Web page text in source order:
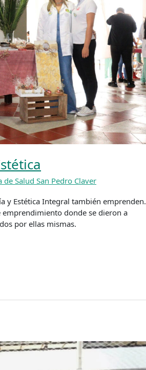
de Salud San Pedro Claver
y Estética Integral también emprenden.
donde se dieron a
por ellas mismas.